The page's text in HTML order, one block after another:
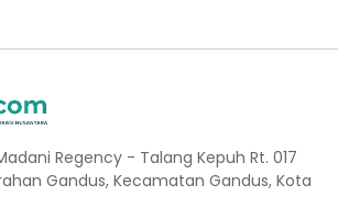
Regency - Talang Kepuh Rt. 017
Gandus, Kecamatan Gandus, Kota